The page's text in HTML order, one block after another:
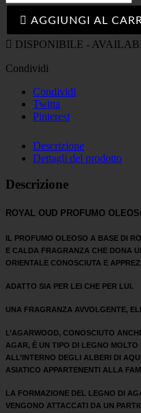
AGGIUNGI AL
 DISPONIBILE -
Condividi
Condividi
Twitta
Pinterest
Descrizione
Dettagli del prodotto
Descrizione
ROYAL OUD PROFUMO
IL PROFUMO OLEOSO A BASE DI
E CALDA FRAGRANZA CHE DONA
ORIENTALE CONOSCIUTA E
ADATTO SIA PER LEI CHE PER LUI.
UNA FRAGRANZA AVVOLGENTE,
L’AGARWOOD, CONOSCIUTO
AGAR, È UN TIPO DI LEGNO
ALL’INTERNO DEGLI ALBERI DI
ASIATICO APPARTENENTI ALLA
LA FORMAZIONE DEL LEGNO DI
VENGONO ATTACCATI DA UN